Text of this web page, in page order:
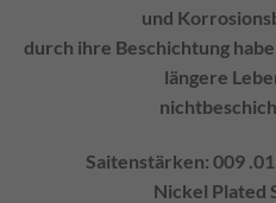
und
durch ihre Beschichtung
längere
Saitenstärken: 009
Nickel Plated